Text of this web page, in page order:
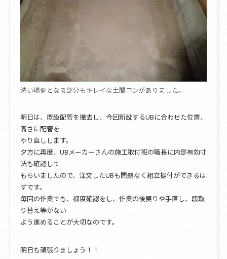
洗い場側となる部分もキレイな土間コンがありました。
明日は、既設配管を撤去し、今回新設するUBに合わせた位置、
高さに配管を
やり直しします。
夕方に再度、UBメーカーさんの施工取付班の職長に内部有効寸
法も確認して
もらいましたので、注文したUBも問題なく組立据付ができるは
ずです。
毎回の作業でも、都度確認をし、作業の後戻りや手直し、段取
り替え等がない
よう進めることが大切なのです。
明日も頑張りましょう！！